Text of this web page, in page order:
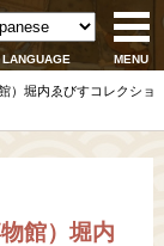
LANGUAGE MENU
）堀内ゑびすコレクショ
館）堀内